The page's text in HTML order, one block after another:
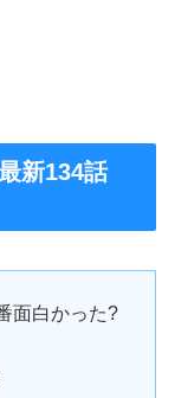
新134話
面白かった?